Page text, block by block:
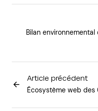
Article précédent
Écosystème web des
Bilan